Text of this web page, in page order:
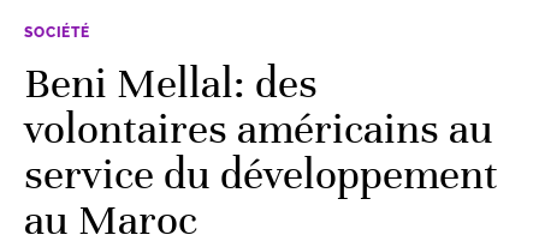
SOCIÉTÉ
Beni Mellal: des
volontaires américains au
service du développement
au Maroc